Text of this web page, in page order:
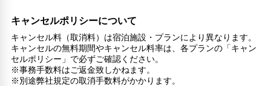
キャンセルポリシーについて
キャンセル料（取消料）は宿泊施設・プランにより異なります。
キャンセルの無料期間やキャンセル料率は、各プランの「キャン
セルポリシー」で必ずご確認ください。
※事務手数料はご返金致しかねます。
※別途弊社規定の取消手数料がかかります。